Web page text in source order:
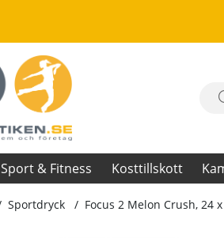
Sport & Fitness Kosttillskott
Sportdryck Focus 2 Melon Crush, 24